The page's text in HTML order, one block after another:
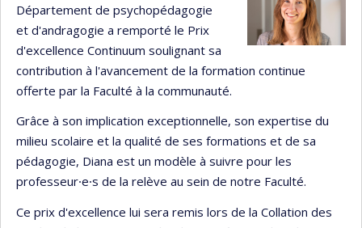
Département de psychopédagogie
et d'andragogie a remporté le Prix
d'excellence Continuum soulignant sa
contribution à l'avancement de la formation continue
offerte par la Faculté à la communauté.
Grâce à son implication exceptionnelle, son expertise du
milieu scolaire et la qualité de ses formations et de sa
pédagogie, Diana est un modèle à suivre pour les
professeur⸱e⸱s de la relève au sein de notre Faculté.
Ce prix d'excellence lui sera remis lors de la Collation des